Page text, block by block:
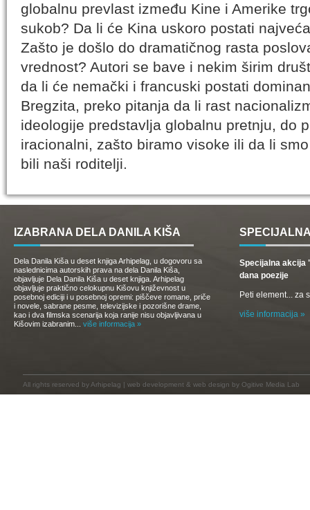
globalnu prevlast između Kine i Amerike
sukob? Da li će Kina uskoro postati
Zašto je došlo do dramatičnog rasta
vrednost? Autori se bave i nekim širim
da li će nemački i francuski postati
Bregzita, preko pitanja da li rast
ideologije predstavlja globalnu pretnju, do
iracionalni, zašto biramo visoke ili da li
bili naši roditelji.
IZABRANA DELA DANILA KIŠA
Dela Danila Kiša u deset knjiga Arhipelag, u dogovoru sa
naslednicima autorskih prava na dela Danila Kiša,
objavljuje Dela Danila Kiša u deset knjiga. Arhipelag
objavljuje praktično celokupnu Kišovu književnost u
posebnoj ediciji i u posebnoj opremi: piščeve romane, priče
i novele, sabrane pesme, televizijske i pozorišne drame,
kao i dva filmska scenarija koja ranije nisu objavljivana u
Kišovim izabranim... više informacija »
Specijalna akcija
dana poezije
Peti element... za
više informacija »
All rights reserved by Arhipelag | web development & web design by Ogitive Media Lab